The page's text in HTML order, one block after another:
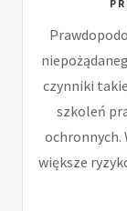
czynniki
szkoleń
ochronnych.
większe